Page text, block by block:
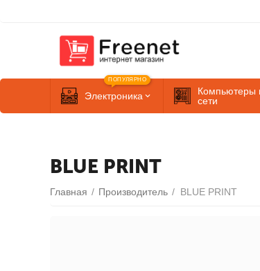
Электроника
ПОПУЛЯРНО
Компьютеры
сети
BLUE PRINT
Главная / Производитель / BLUE PRINT